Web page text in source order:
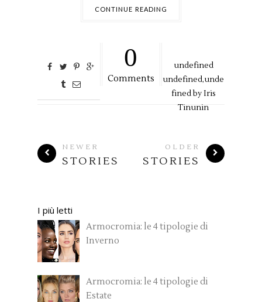
CONTINUE READING
0
Comments
undefined
undefined,unde
fined byIris
Tinunin
NEWER
STORIES
OLDER
STORIES
I più letti
Armocromia: le 4 tipologie di
Inverno
Armocromia: le 4 tipologie di
Estate